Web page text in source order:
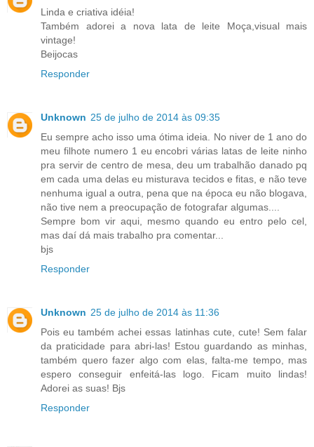
Linda e criativa idéia!
Também adorei a nova lata de leite Moça,visual mais
vintage!
Beijocas
Responder
Unknown 25 de julho de 2014 às 09:35
Eu sempre acho isso uma ótima ideia. No niver de 1 ano do
meu filhote numero 1 eu encobri várias latas de leite ninho
pra servir de centro de mesa, deu um trabalhão danado pq
em cada uma delas eu misturava tecidos e fitas, e não teve
nenhuma igual a outra, pena que na época eu não blogava,
não tive nem a preocupação de fotografar algumas....
Sempre bom vir aqui, mesmo quando eu entro pelo cel,
mas daí dá mais trabalho pra comentar...
bjs
Responder
Unknown 25 de julho de 2014 às 11:36
Pois eu também achei essas latinhas cute, cute! Sem falar
da praticidade para abri-las! Estou guardando as minhas,
também quero fazer algo com elas, falta-me tempo, mas
espero conseguir enfeitá-las logo. Ficam muito lindas!
Adorei as suas! Bjs
Responder